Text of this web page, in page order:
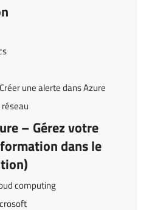
une alerte dans Azure
– Gérez votre
dans le
computing